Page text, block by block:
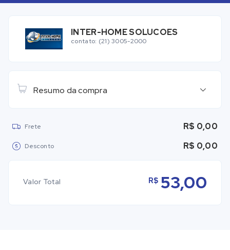
INTER-HOME SOLUCOES
contato: (21) 3005-2000
Resumo da compra
Frete R$ 0,00
Desconto R$ 0,00
Valor Total R$ 53,00